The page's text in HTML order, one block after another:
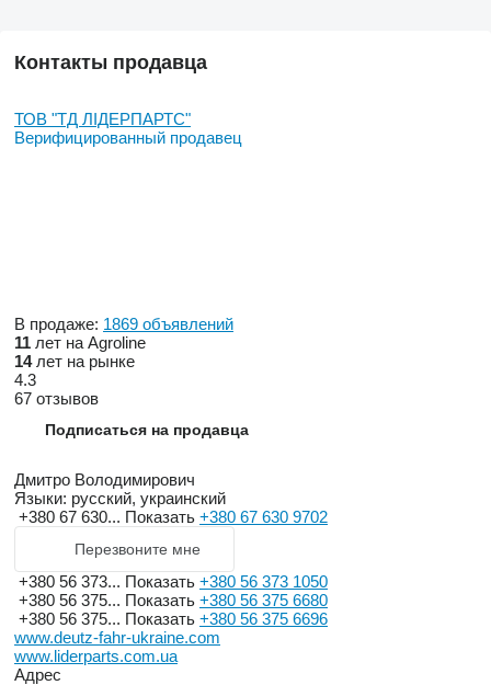
Контакты продавца
ТОВ "ТД ЛІДЕРПАРТС"
Верифицированный продавец
В продаже: 1869 объявлений
11 лет на Agroline
14лет на рынке
4.3
67 отзывов
Подписаться на продавца
Дмитро Володимирович
Языки: русский, украинский
+380 67 630... Показать +380 67 630 9702
Перезвоните мне
+380 56 373... Показать +380 56 373 1050
+380 56 375... Показать +380 56 375 6680
+380 56 375... Показать +380 56 375 6696
www.deutz-fahr-ukraine.com
www.liderparts.com.ua
Адрес